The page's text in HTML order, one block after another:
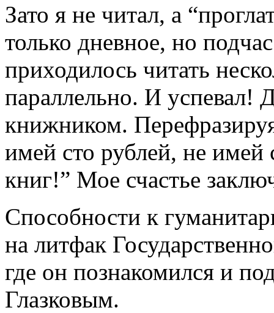
Зато я не читал, а
только дневное, но
приходилось читать
параллельно. И успевал!
книжником.
имей сто рублей, не имей
книг!” Мое счастье
Способности к
на литфак
где он познакомился и
Глазковым.